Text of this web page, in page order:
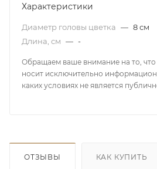
Характеристики
Диаметр головы цветка — 8 см
Длина, см — -
Обращаем ваше внимание на то,
носит исключительно
каких условиях не является
ОТЗЫВЫ КАК КУПИТЬ